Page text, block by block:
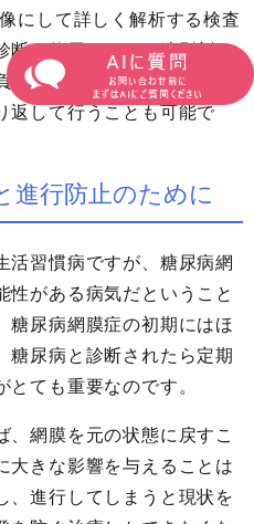
にして詳しく解析する検査
断に使用します。造影剤を
がなく、所要時間も短い
返して行うことも可能で
進行防止のために
活習慣病ですが、糖尿病網
性がある病気だということ
糖尿病網膜症の初期にはほ
糖尿病と診断されたら定期
ても重要なのです。
、網膜を元の状態に戻すこ
大きな影響を与えることは
、進行してしまうと現状を